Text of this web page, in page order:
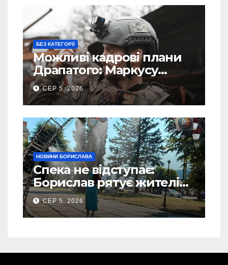
БЕЗ КАТЕГОРІЇ
Можливі кадрові плани
Драпатого: Маркусу
пророкують важливу
посаду у ЗСУ
СЕР 5, 2026
НОВИНИ БОРИСЛАВА
Спека не відступає:
Борислав рятує жителів
від рекордної спеки
(Фото)
СЕР 5, 2026